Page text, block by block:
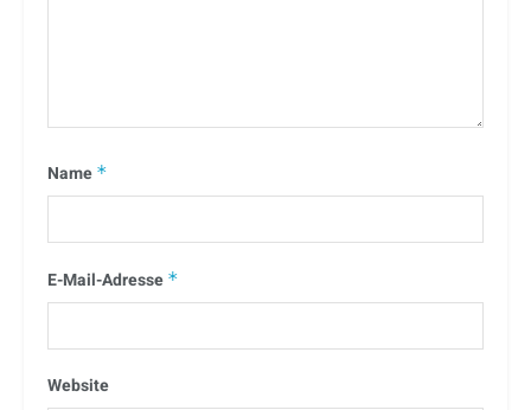
Name *
E-Mail-Adresse *
Website